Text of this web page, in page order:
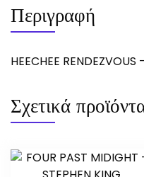
Περιγραφή
HEECHEE RENDEZVOUS
Σχετικά